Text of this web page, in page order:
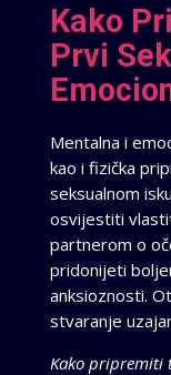
Kako
Prvi
Mentalna i
kao i fizička
seksualnom
osvijestiti
partnerom o
pridonijeti
anksioznosti.
stvaranje
Kako pripremiti